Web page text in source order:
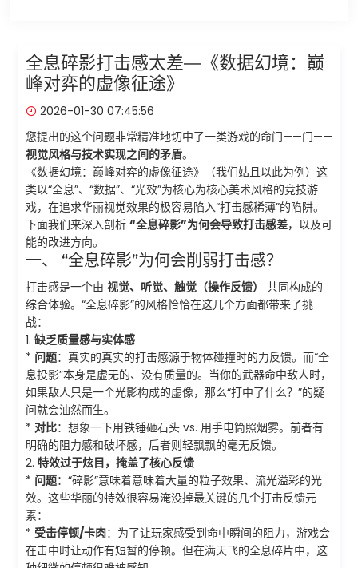
全息碎影打击感太差—《数据幻境：巅
峰对弈的虚像征途》
2026-01-30 07:45:56
您提出的这个问题非常精准地切中了一类游戏的命门——门——
视觉风格与技术实现之间的矛盾。
《数据幻境：巅峰对弈的虚像征途》（我们姑且以此为例）这
类以“全息”、“数据”、“光效”为核心为核心美术风格的竞技游
戏，在追求华丽视觉效果的极容易陷入“打击感稀薄”的陷阱。
下面我们来深入剖析 “全息碎影”为何会导致打击感差，以及可
能的改进方向。
一、 “全息碎影”为何会削弱打击感？
打击感是一个由 视觉、听觉、触觉（操作反馈）
共同构成的
综合体验。“全息碎影”的风格恰恰在这几个方面都带来了挑
战：
1. 缺乏质量感与实体感
* 问题：真实的真实的打击感源于物体碰撞时的力反馈。而“全
息投影”本身是虚无的、没有质量的。当你的武器命中敌人时，
如果敌人只是一个光影构成的虚像，那么“打中了什么？”的疑
问就会油然而生。
* 对比：想象一下用铁锤砸石头 vs. 用手电筒照烟雾。前者有
明确的阻力感和破坏感，后者则轻飘飘的毫无反馈。
2. 特效过于炫目，掩盖了核心反馈
* 问题：“碎影”意味着意味着大量的粒子效果、流光溢彩的光
效。这些华丽的特效很容易淹没掉最关键的几个打击反馈元
素：
* 受击停顿/卡肉：为了让玩家感受到命中瞬间的阻力，游戏会
在击中时让动作有短暂的停顿。但在满天飞的全息碎片中，这